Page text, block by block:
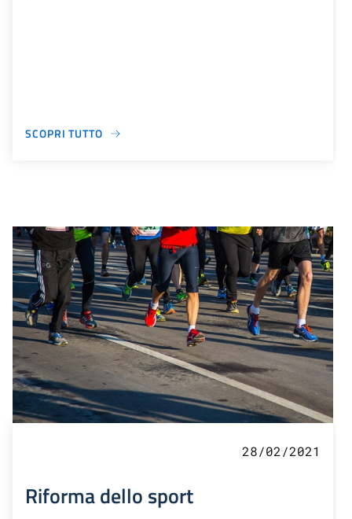
SCOPRI TUTTO
28/02/2021
Riforma dello sport